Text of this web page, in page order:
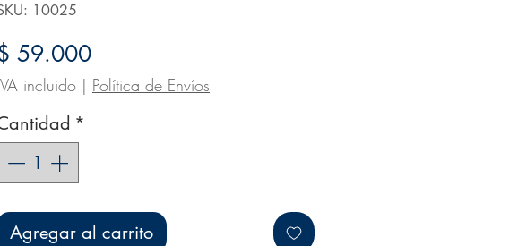
10025
59.000Precio
incluido | Política de Envíos
*
Agregar al carrito